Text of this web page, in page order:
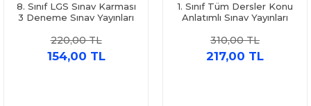
8. Sınıf LGS Sınav Karması
3 Deneme Sınav Yayınları
220,00 TL
154,00 TL
1. Sınıf Tüm Dersler Konu
Anlatımlı Sınav Yayınları
310,00 TL
217,00 TL